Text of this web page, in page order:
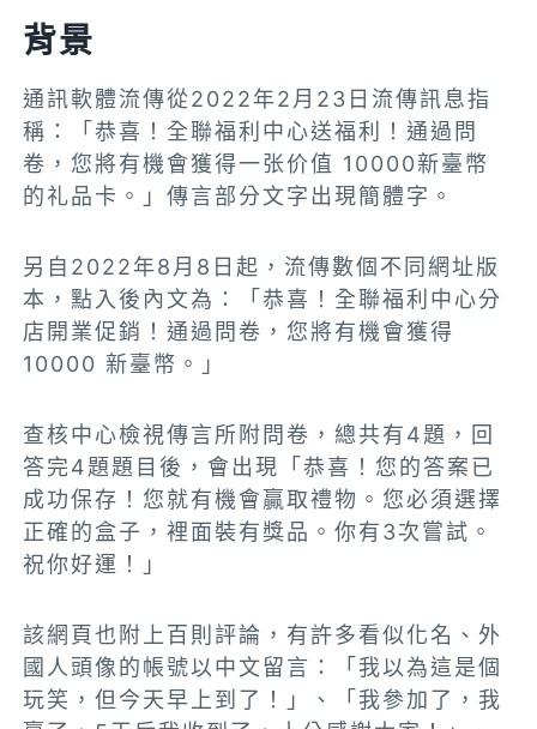
背景
通訊軟體流傳從2022年2月23日流傳訊息指
稱：「恭喜！全聯福利中心送福利！通過問
卷，您將有機會獲得一张价值 10000新臺幣
的礼品卡。」傳言部分文字出現簡體字。
另自2022年8月8日起，流傳數個不同網址版
本，點入後內文為：「恭喜！全聯福利中心分
店開業促銷！通過問卷，您將有機會獲得
10000 新臺幣。」
查核中心檢視傳言所附問卷，總共有4題，回
答完4題題目後，會出現「恭喜！您的答案已
成功保存！您就有機會贏取禮物。您必須選擇
正確的盒子，裡面裝有獎品。你有3次嘗試。
祝你好運！」
該網頁也附上百則評論，有許多看似化名、外
國人頭像的帳號以中文留言：「我以為這是個
玩笑，但今天早上到了！」、「我參加了，我